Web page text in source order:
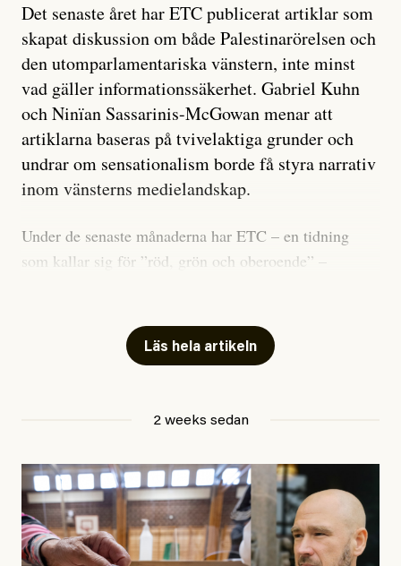
Det senaste året har ETC publicerat artiklar som
skapat diskussion om både Palestinarörelsen och
den utomparlamentariska vänstern, inte minst
vad gäller informationssäkerhet. Gabriel Kuhn
och Ninïan Sassarinis-McGowan menar att
artiklarna baseras på tvivelaktiga grunder och
undrar om sensationalism borde få styra narrativ
inom vänsterns medielandskap.
Under de senaste månaderna har ETC – en tidning
som kallar sig för ”röd, grön och oberoende” –
skriver för? Vad betyder det att vara en ”röd, grön och
oberoende” tidning? Och vad är egentligen bra
utpekas som israelisk infiltratör”. Enligt ingressen
handlar artikeln om en person vars ”bakgrund skapar
splittring och oro i rörelsen”. Problemet är att artikeln
skapar betydligt mer oro i palestinarörelsen – och den
Läs hela artikeln
2 weeks sedan